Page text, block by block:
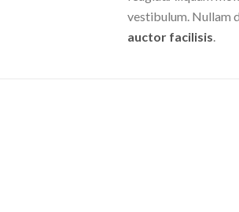
vestibulum. Nullam
auctor facilisis.